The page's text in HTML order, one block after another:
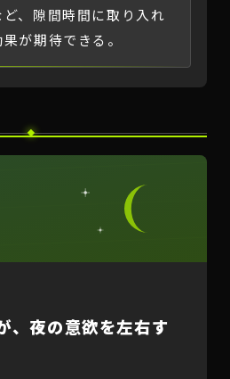
、隙間時間に取り入れ
が期待できる。
、夜の意欲を左右す